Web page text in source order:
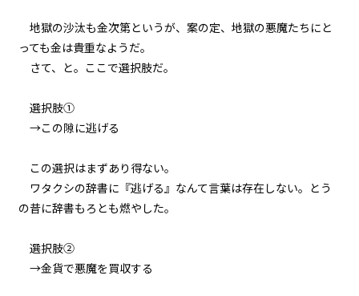
episode30
た！？
episode32
小休止：悪役令嬢、地獄でグルメ
紀行。《麻婆豆腐編》
爵令嬢になる。
地獄の沙汰も金次第というが、案の定、地獄の悪魔たちにと
っても金は貴重なようだ。
さて、と。ここで選択肢だ。
選択肢①
→この隙に逃げる
この選択はまずあり得ない。
ワタクシの辞書に『逃げる』なんて言葉は存在しない。とう
の昔に辞書もろとも燃やした。
選択肢②
→金貨で悪魔を買収する